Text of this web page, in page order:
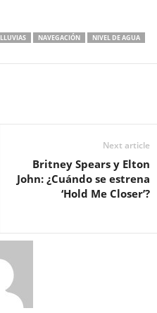
LLUVIAS NAVEGACIÓN
NIVEL DE AGUA
Next article
Britney Spears y Elton
John: ¿Cuándo se estrena
‘Hold Me Closer’?